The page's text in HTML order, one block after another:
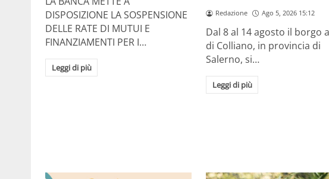
DISPOSIZIONE LA SOSPENSIONE
DELLE RATE DI MUTUI E
FINANZIAMENTI PER I…
Leggi di più
Redazione Ago 5, 2026 15:12
Dal 8 al 14 agosto il borgo
di Colliano, in provincia di
Salerno, si…
Leggi di più